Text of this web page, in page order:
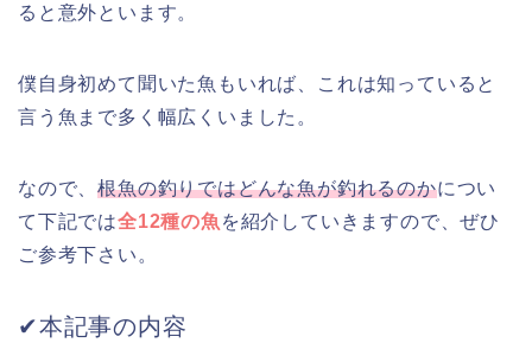
ると意外といます。
僕自身初めて聞いた魚もいれば、これは知っていると
言う魚まで多く幅広くいました。
なので、根魚の釣りではどんな魚が釣れるのかについ
て下記では全12種の魚 を紹介していきますので、ぜひ
ご参考下さい。
✔︎本記事の内容